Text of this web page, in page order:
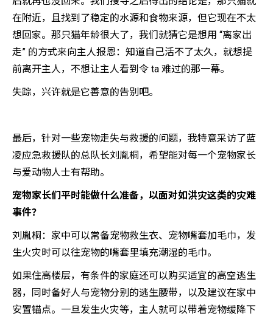
在附近，且找到了稳定的水源和食物来源，但它现在不太
想回家。那只猫年龄很大了，我们就猜它是想用 “离家出
走” 的方式来向主人报恩：知道自己活不了太久，就想提
前离开主人，不想让主人看到令 ta 难过的那一幕。
失踪，兴许就是它善意的告别吧。
最后，针对一些宠物走失与救援的问题，我特意采访了蓝
凌应急救援队的总队长刘胤桐，希望能对每一个宠物家长
与爱动物人士有帮助。
宠物家长们平时能做什么准备，以面对如洪灾这类的灾难
事件？
刘胤桐：家中可以常备宠物救生衣、宠物嘴套加毛巾，发
生火灾时可以往宠物的嘴套里填充潮湿的毛巾。
如果住高楼层，有条件的家庭还可以购买适宜的高空逃生
器，同时备好人与宠物分别的逃生腰带，以及建议在家中
安置锚点。一旦发生火灾等，主人就可以带着宠物缓降下